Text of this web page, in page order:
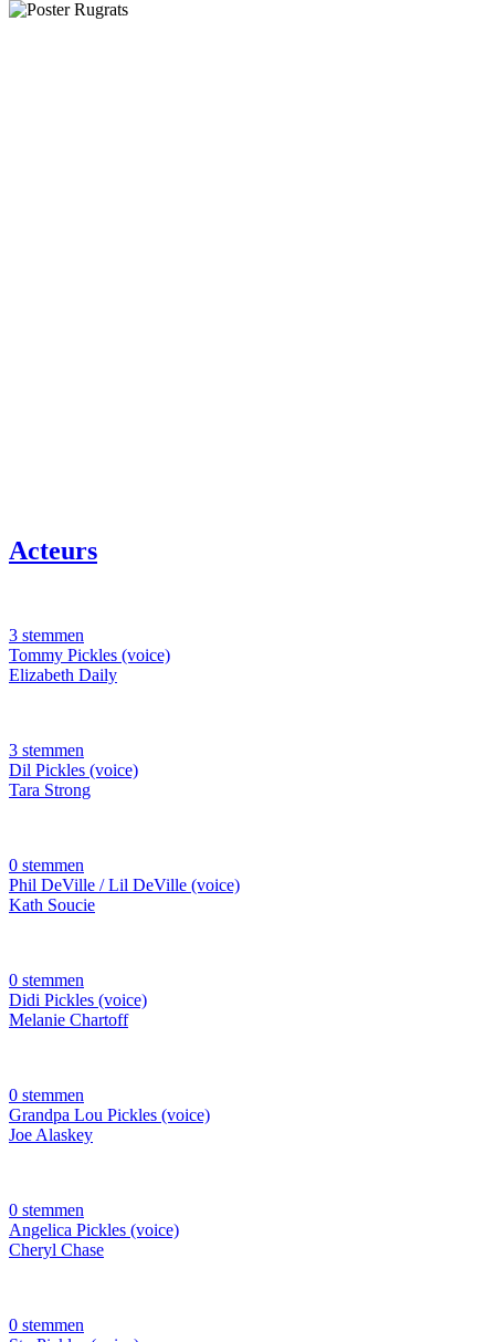
Acteurs
3 stemmen
Tommy Pickles (voice)
Elizabeth Daily
3 stemmen
Dil Pickles (voice)
Tara Strong
0 stemmen
Phil DeVille / Lil DeVille (voice)
Kath Soucie
0 stemmen
Didi Pickles (voice)
Melanie Chartoff
0 stemmen
Grandpa Lou Pickles (voice)
Joe Alaskey
0 stemmen
Angelica Pickles (voice)
Cheryl Chase
0 stemmen